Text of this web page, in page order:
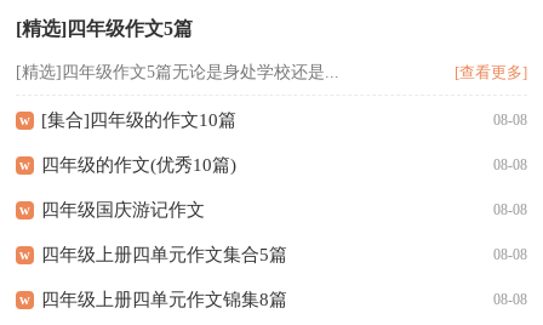
[精选]四年级作文5篇
[精选]四年级作文5篇无论是身处学校还是... [查看更多]
w [集合]四年级的作文10篇 08-08
w 四年级的作文(优秀10篇) 08-08
w 四年级国庆游记作文 08-08
w 四年级上册四单元作文集合5篇 08-08
w 四年级上册四单元作文锦集8篇 08-08